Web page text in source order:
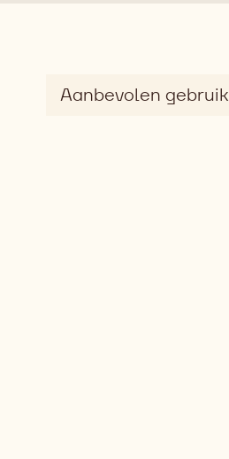
Aanbevolen gebruik